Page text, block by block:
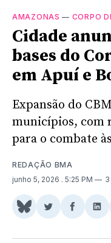
AMAZONAS — CORPO
Cidade
bases do
em Apuí e
Expansão do
municípios, com
para o combate
REDAÇÃO BMA
junho 5, 2026 . 5:25 PM
Share
BlueSky
Compartilhar
Twitter